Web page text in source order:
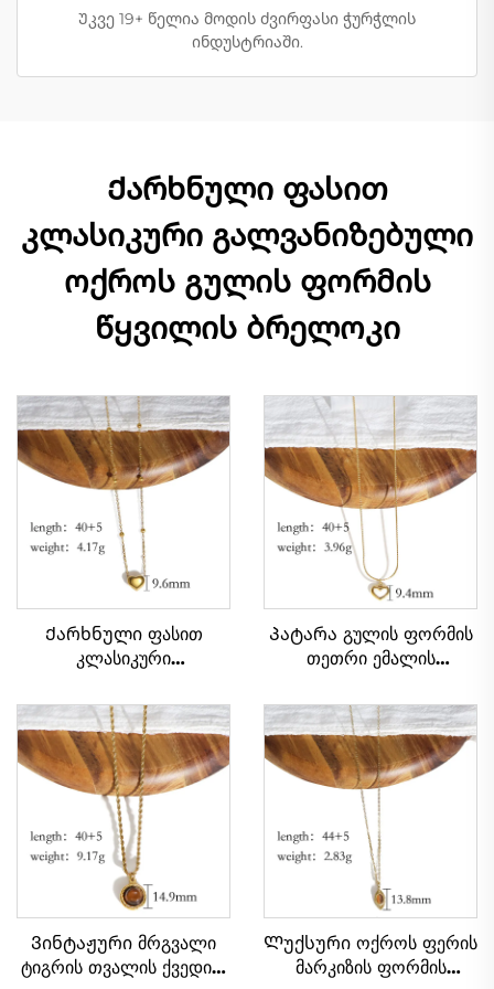
Უკვე 19+ წელია მოდის ძვირფასი ჭურჭლის
ინდუსტრიაში.
Ქარხნული ფასით
კლასიკური გალვანიზებული
ოქროს გულის ფორმის
წყვილის ბრელოკი
Ქარხნული ფასით
კლასიკური
გულის ფორმის წყვილის
ბრელოკი
Პატარა გულის ფორმის
თეთრი ემალის
ფოლადის ჯაჭვზე,
ქალთა ბრელოკი
სადილისთვის
Ვინტაჟური მრგვალი
ტიგრის თვალის ქვედით
Ლუქსური ოქროს ფერის
მარკიზის ფორმის